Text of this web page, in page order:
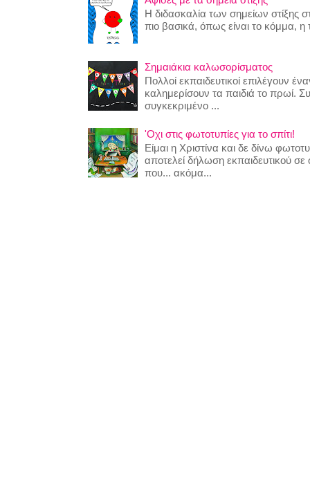
Η διδασκαλία των σημείων στίξης
πιο βασικά, όπως είναι το κόμμα, η
Σημαιάκια καλωσορίσματος
Πολλοί εκπαιδευτικοί επιλέγουν
καλημερίσουν τα παιδιά το πρωί.
συγκεκριμένο ...
'Οχι στις φωτοτυπίες για το σπίτι!
Είμαι η Χριστίνα και δε δίνω
αποτελεί δήλωση εκπαιδευτικού
που... ακόμα...